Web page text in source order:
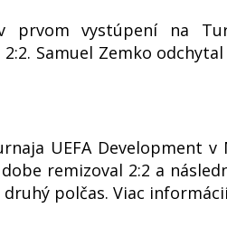
v prvom vystúpení na
Samuel Zemko
UEFA Development
remizoval 2:2 a
polčas. Viac